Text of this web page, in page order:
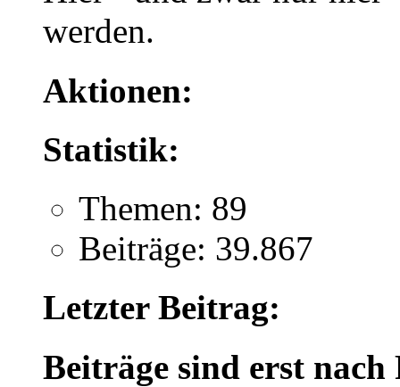
werden.
Aktionen:
Statistik:
Themen: 89
Beiträge: 39.867
Letzter Beitrag:
Beiträge sind erst